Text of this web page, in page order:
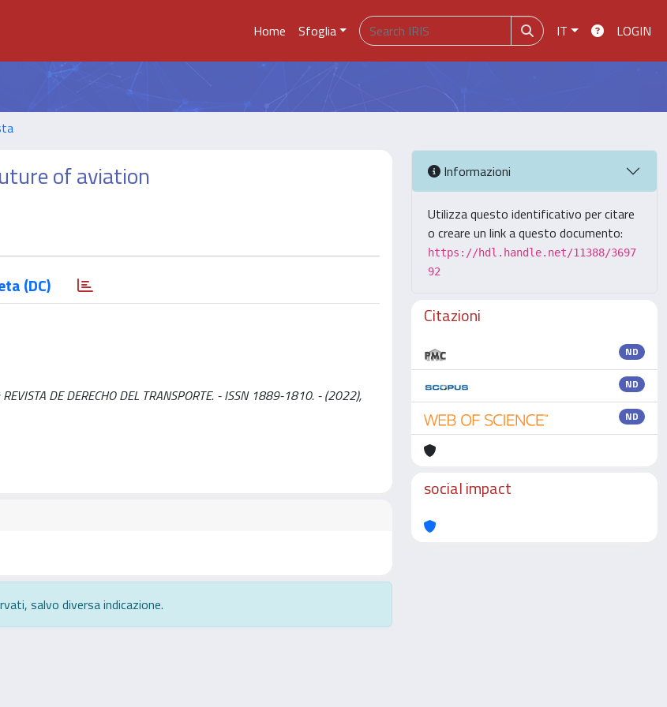
Home Sfoglia IT LOGIN
of aviation
(DC)
DE DERECHO DEL TRANSPORTE. - ISSN 1889-1810. - (2022),
salvo diversa indicazione.
Informazioni
Utilizza questo identificativo per citare
o creare un link a questo documento:
https://hdl.handle.net/11388/3697
92
Citazioni
ND
ND
ND
social impact